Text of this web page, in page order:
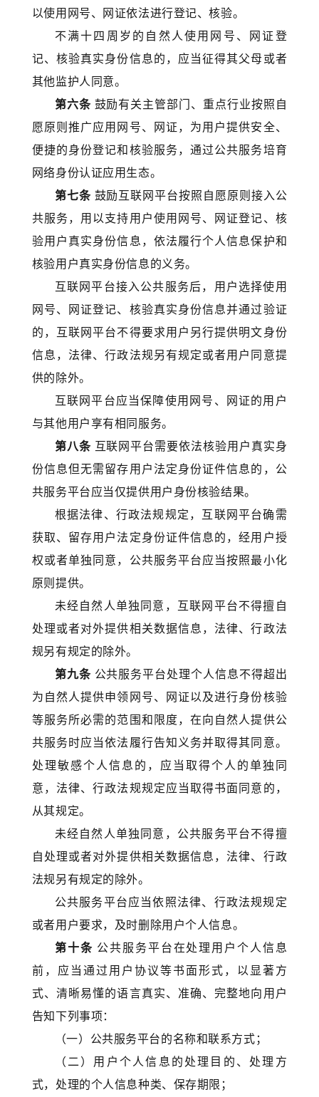
以使用网号、网证依法进行登记、核验。
不满十四周岁的自然人使用网号、网证登
记、核验真实身份信息的，应当征得其父母或者
其他监护人同意。
第六条鼓励有关主管部门、重点行业按照自
愿原则推广应用网号、网证，为用户提供安全、
便捷的身份登记和核验服务，通过公共服务培育
网络身份认证应用生态。
第七条鼓励互联网平台按照自愿原则接入公
共服务，用以支持用户使用网号、网证登记、核
验用户真实身份信息，依法履行个人信息保护和
核验用户真实身份信息的义务。
互联网平台接入公共服务后，用户选择使用
网号、网证登记、核验真实身份信息并通过验证
的，互联网平台不得要求用户另行提供明文身份
信息，法律、行政法规另有规定或者用户同意提
供的除外。
互联网平台应当保障使用网号、网证的用户
与其他用户享有相同服务。
第八条互联网平台需要依法核验用户真实身
份信息但无需留存用户法定身份证件信息的，公
共服务平台应当仅提供用户身份核验结果。
根据法律、行政法规规定，互联网平台确需
获取、留存用户法定身份证件信息的，经用户授
权或者单独同意，公共服务平台应当按照最小化
原则提供。
未经自然人单独同意，互联网平台不得擅自
处理或者对外提供相关数据信息，法律、行政法
规另有规定的除外。
第九条公共服务平台处理个人信息不得超出
为自然人提供申领网号、网证以及进行身份核验
等服务所必需的范围和限度，在向自然人提供公
共服务时应当依法履行告知义务并取得其同意。
处理敏感个人信息的，应当取得个人的单独同
意，法律、行政法规规定应当取得书面同意的，
从其规定。
未经自然人单独同意，公共服务平台不得擅
自处理或者对外提供相关数据信息，法律、行政
法规另有规定的除外。
公共服务平台应当依照法律、行政法规规定
或者用户要求，及时删除用户个人信息。
第十条 公共服务平台在处理用户个人信息
前，应当通过用户协议等书面形式，以显著方
式、清晰易懂的语言真实、准确、完整地向用户
告知下列事项：
（一）公共服务平台的名称和联系方式；
（二）用户个人信息的处理目的、处理方
式，处理的个人信息种类、保存期限；